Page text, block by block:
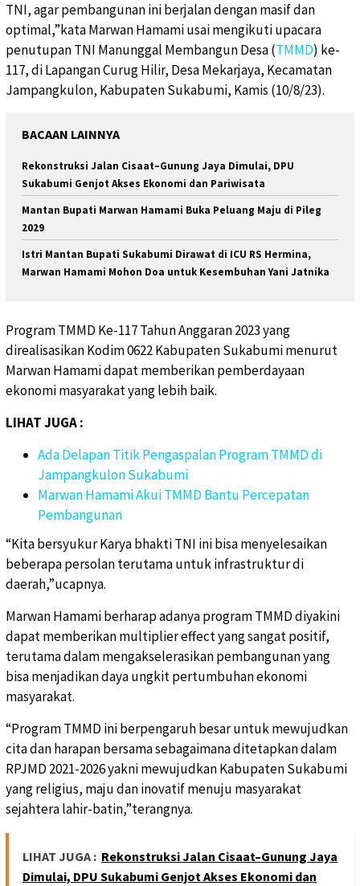
TNI, agar pembangunan ini berjalan dengan masif dan
optimal,”kata Marwan Hamami usai mengikuti upacara
penutupan TNI Manunggal Membangun Desa (TMMD) ke-
117, di Lapangan Curug Hilir, Desa Mekarjaya, Kecamatan
Jampangkulon, Kabupaten Sukabumi, Kamis (10/8/23).
BACAAN LAINNYA
Rekonstruksi Jalan Cisaat–Gunung Jaya Dimulai, DPU
Sukabumi Genjot Akses Ekonomi dan Pariwisata
Mantan Bupati Marwan Hamami Buka Peluang Maju di Pileg
2029
Istri Mantan Bupati Sukabumi Dirawat di ICU RS Hermina,
Marwan Hamami Mohon Doa untuk Kesembuhan Yani Jatnika
Program TMMD Ke-117 Tahun Anggaran 2023 yang
direalisasikan Kodim 0622 Kabupaten Sukabumi menurut
Marwan Hamami dapat memberikan pemberdayaan
ekonomi masyarakat yang lebih baik.
LIHAT JUGA :
Ada Delapan Titik Pengaspalan Program TMMD di
Jampangkulon Sukabumi
Marwan Hamami Akui TMMD Bantu Percepatan
Pembangunan
“Kita bersyukur Karya bhakti TNI ini bisa menyelesaikan
beberapa persolan terutama untuk infrastruktur di
daerah,”ucapnya.
Marwan Hamami berharap adanya program TMMD diyakini
dapat memberikan multiplier effect yang sangat positif,
terutama dalam mengakselerasikan pembangunan yang
bisa menjadikan daya ungkit pertumbuhan ekonomi
masyarakat.
“Program TMMD ini berpengaruh besar untuk mewujudkan
cita dan harapan bersama sebagaimana ditetapkan dalam
RPJMD 2021-2026 yakni mewujudkan Kabupaten Sukabumi
yang religius, maju dan inovatif menuju masyarakat
sejahtera lahir-batin,”terangnya.
LIHAT JUGA : Rekonstruksi Jalan Cisaat–Gunung Jaya
Dimulai, DPU Sukabumi Genjot Akses Ekonomi dan